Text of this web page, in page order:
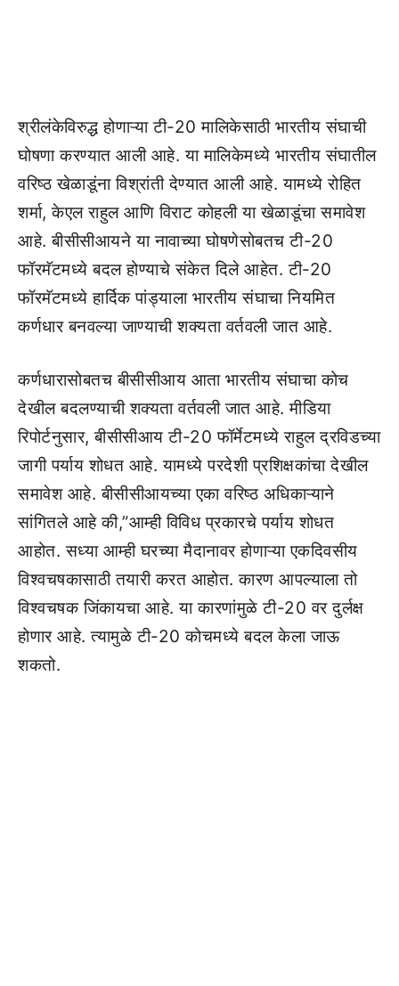
श्रीलंकेविरुद्ध होणाऱ्या टी-20 मालिकेसाठी भारतीय संघाची
घोषणा करण्यात आली आहे. या मालिकेमध्ये भारतीय संघातील
वरिष्ठ खेळाडूंना विश्रांती देण्यात आली आहे. यामध्ये रोहित
शर्मा, केएल राहुल आणि विराट कोहली या खेळाडूंचा समावेश
आहे. बीसीसीआयने या नावाच्या घोषणेसोबतच टी-20
फॉरमॅटमध्ये बदल होण्याचे संकेत दिले आहेत. टी-20
फॉरमॅटमध्ये हार्दिक पांड्याला भारतीय संघाचा नियमित
कर्णधार बनवल्या जाण्याची शक्यता वर्तवली जात आहे.
कर्णधारासोबतच बीसीसीआय आता भारतीय संघाचा कोच
देखील बदलण्याची शक्यता वर्तवली जात आहे. मीडिया
रिपोर्टनुसार, बीसीसीआय टी-20 फॉर्मेटमध्ये राहुल द्रविडच्या
जागी पर्याय शोधत आहे. यामध्ये परदेशी प्रशिक्षकांचा देखील
समावेश आहे. बीसीसीआयच्या एका वरिष्ठ अधिकाऱ्याने
सांगितले आहे की,”आम्ही विविध प्रकारचे पर्याय शोधत
आहोत. सध्या आम्ही घरच्या मैदानावर होणाऱ्या एकदिवसीय
विश्वचषकासाठी तयारी करत आहोत. कारण आपल्याला तो
विश्वचषक जिंकायचा आहे. या कारणांमुळे टी-20 वर दुर्लक्ष
होणार आहे. त्यामुळे टी-20 कोचमध्ये बदल केला जाऊ
शकतो.